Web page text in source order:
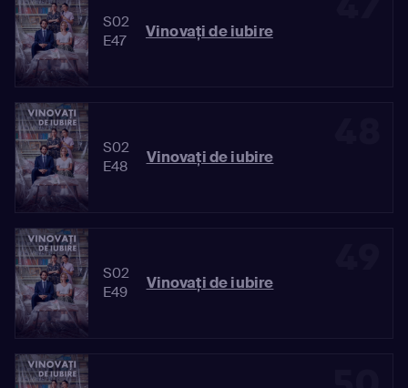
S02
E47
Vinovaţi de iubire
S02
E48
Vinovaţi de iubire
S02
E49
Vinovaţi de iubire